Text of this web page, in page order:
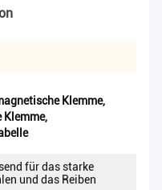
Klemme,
Klemme,
für das starke
und das Reiben